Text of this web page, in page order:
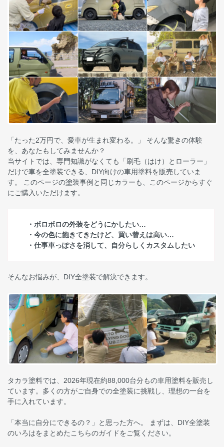
「たった2万円で、愛車が生まれ変わる。」 そんな驚きの体験
を、あなたもしてみませんか？
当サイトでは、専門知識がなくても「刷毛（はけ）とローラー」
だけで車を全塗装できる、DIY向けの車用塗料を販売していま
す。 このページの塗装事例と同じカラーも、このページからすぐ
にご購入いただけます。
・ボロボロの外装をどうにかしたい…
・今の色に飽きてきたけど、買い替えは高い…
・仕事車っぽさを消して、自分らしくカスタムしたい
そんなお悩みが、DIY全塗装で解決できます。
タカラ塗料では、2026年現在約88,000台分もの車用塗料を販売し
ています。多くの方がご自身での全塗装に挑戦し、理想の一台を
手に入れています。
「本当に自分にできるの？」と思った方へ。 まずは、DIY全塗装
のいろはをまとめたこちらのガイドをご覧ください。